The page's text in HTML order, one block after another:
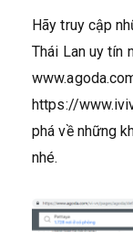
Hãy truy cập
Thái Lan uy tín
https://
phá về những
nhé.